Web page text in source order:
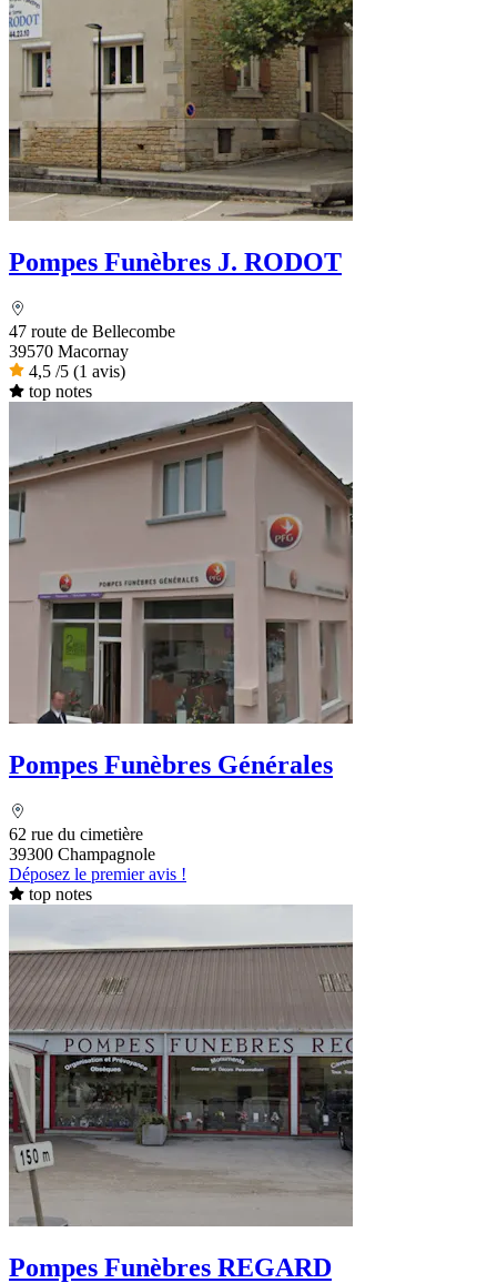
Pompes Funèbres J. RODOT
47 route de Bellecombe
39570 Macornay
4,5 /5 (1 avis)
top notes
Pompes Funèbres Générales
62 rue du cimetière
39300 Champagnole
Déposez le premier avis !
top notes
Pompes Funèbres REGARD